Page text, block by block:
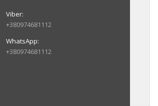
+380974681112
+380974681112